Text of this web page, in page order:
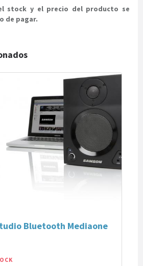
stock y el precio del producto se
de pagar.
Bluetooth Mediaone